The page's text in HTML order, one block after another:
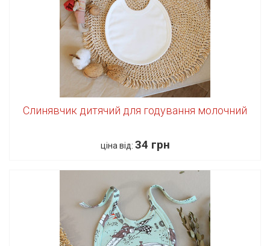
Слинявчик дитячий для годування молочний
ціна від: 34 грн